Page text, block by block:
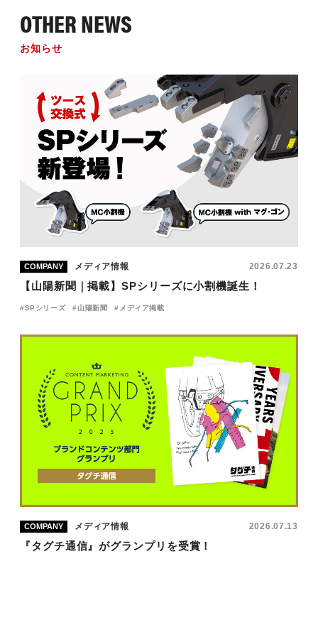
OTHER NEWS
お知らせ
COMPANY メディア情報 2026.07.23
【山陽新聞｜掲載】SPシリーズに小割機誕生！
SPシリーズ 山陽新聞 メディア掲載
COMPANY メディア情報 2026.07.13
『タグチ通信』がグランプリを受賞！